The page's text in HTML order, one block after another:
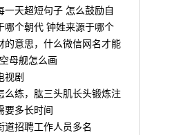
一天超短句子 怎么鼓励自
哪个朝代 钟姓来源于哪个
的意思，什么微信网名才能
母舰怎么画
视剧
么练，肱三头肌长头锻炼注
要多长时间
道招聘工作人员多名